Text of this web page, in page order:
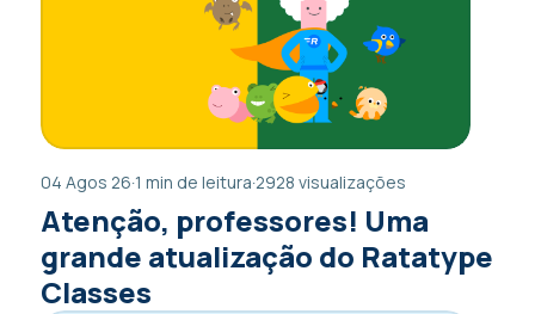
04 Agos 26·1 min de leitura·2928 visualizações
Atenção, professores! Uma
grande atualização do Ratatype
Classes